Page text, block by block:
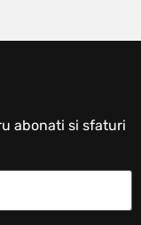
abonati si sfaturi